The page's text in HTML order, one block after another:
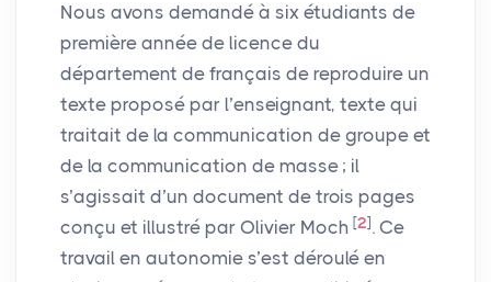
Nous avons demandé à six étudiants de
première année de licence du
département de français de reproduire un
texte proposé par l’enseignant, texte qui
traitait de la communication de groupe et
de la communication de masse ; il
s’agissait d’un document de trois pages
conçu et illustré par Olivier Moch [2] . Ce
travail en autonomie s’est déroulé en